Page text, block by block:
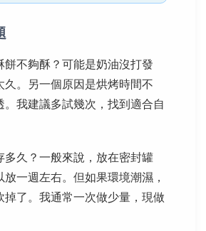
餅不夠酥？可能是奶油沒打發
久。另一個原因是烘烤時間不
。我建議多試幾次，找到適合自
多久？一般來說，放在密封罐
一週左右。但如果環境潮濕，
掉了。我通常一次做少量，現做